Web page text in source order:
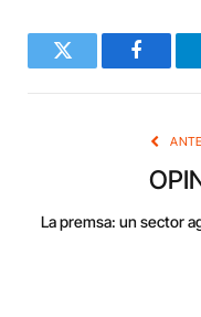
Twitter
La premsa: un sector